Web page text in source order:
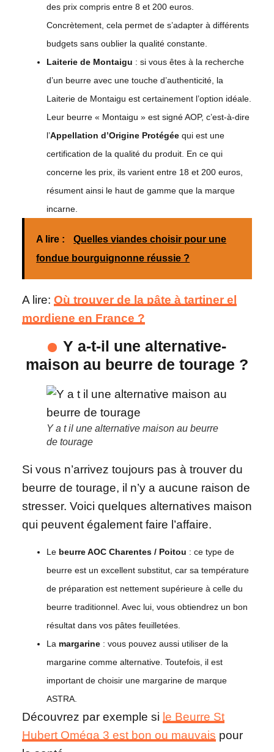
des prix compris entre 8 et 200 euros.
Concrètement, cela permet de s’adapter à différents
budgets sans oublier la qualité constante.
Laiterie de Montaigu : si vous êtes à la recherche
d’un beurre avec une touche d’authenticité, la
Laiterie de Montaigu est certainement l’option idéale.
Leur beurre « Montaigu » est signé AOP, c’est-à-dire
l’Appellation d’Origine Protégée qui est une
certification de la qualité du produit. En ce qui
concerne les prix, ils varient entre 18 et 200 euros,
résument ainsi le haut de gamme que la marque
incarne.
A lire :
Quelles viandes choisir pour une
fondue bourguignonne réussie ?
A lire: Où trouver de la pâte à tartiner el
mordjene en France ?
Y a-t-il une alternative-
maison au beurre de tourage ?
Y a t il une alternative maison au beurre
de tourage
Si vous n’arrivez toujours pas à trouver du
beurre de tourage, il n’y a aucune raison de
stresser. Voici quelques alternatives maison
qui peuvent également faire l’affaire.
Le beurre AOC Charentes / Poitou : ce type de
beurre est un excellent substitut, car sa température
de préparation est nettement supérieure à celle du
beurre traditionnel. Avec lui, vous obtiendrez un bon
résultat dans vos pâtes feuilletées.
La margarine : vous pouvez aussi utiliser de la
margarine comme alternative. Toutefois, il est
important de choisir une margarine de marque
ASTRA.
Découvrez par exemple si le Beurre St
Hubert Oméga 3 est bon ou mauvais pour